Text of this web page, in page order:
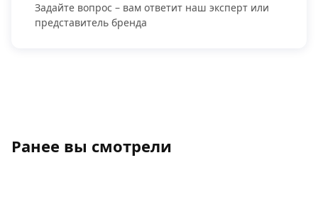
Задайте вопрос – вам ответит наш эксперт или
представитель бренда
Ранее вы смотрели